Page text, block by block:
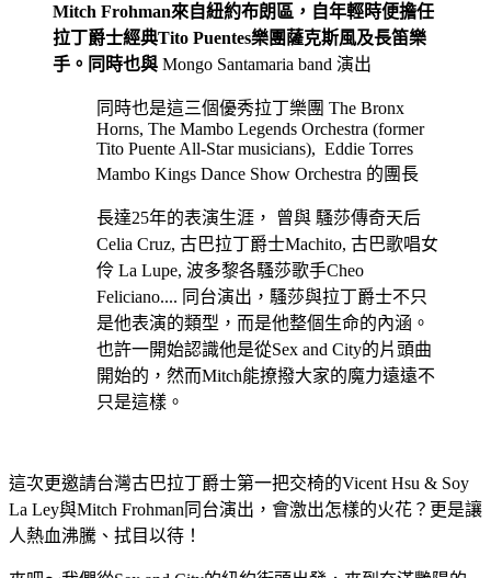
Mitch Frohman來自紐約布朗區，自年輕時便擔任
拉丁爵士經典Tito Puentes樂團薩克斯風及長笛樂
手。同時也與 Mongo Santamaria band 演出
同時也是這三個優秀拉丁樂團 The Bronx
Horns, The Mambo Legends Orchestra (former
Tito Puente All-Star musicians), Eddie Torres
Mambo Kings Dance Show Orchestra 的團長
長達25年的表演生涯， 曾與 騷莎傳奇天后
Celia Cruz, 古巴拉丁爵士Machito, 古巴歌唱女
伶 La Lupe, 波多黎各騷莎歌手Cheo
Feliciano.... 同台演出，騷莎與拉丁爵士不只
是他表演的類型，而是他整個生命的內涵。
也許一開始認識他是從Sex and City的片頭曲
開始的，然而Mitch能撩撥大家的魔力遠遠不
只是這樣。
這次更邀請台灣古巴拉丁爵士第一把交椅的Vicent Hsu & Soy
La Ley與Mitch Frohman同台演出，會激出怎樣的火花？更是讓
人熱血沸騰、拭目以待！